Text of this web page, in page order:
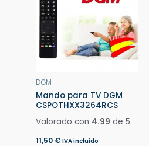
DGM
Mando para TV DGM
CSPOTHXX3264RCS
Valorado con 4.99 de 5
11,50 € IVA incluido